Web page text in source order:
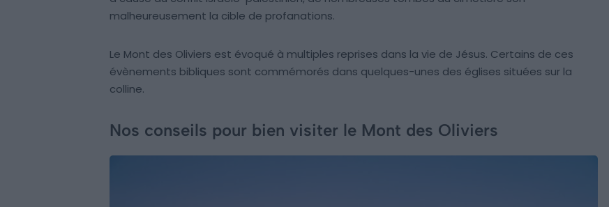
malheureusement la cible de profanations.
Le Mont des Oliviers est évoqué à multiples reprises dans la vie de Jésus. Certains de ces
évènements bibliques sont commémorés dans quelques-unes des églises situées sur la
colline.
Nos conseils pour bien visiter le Mont des Oliviers